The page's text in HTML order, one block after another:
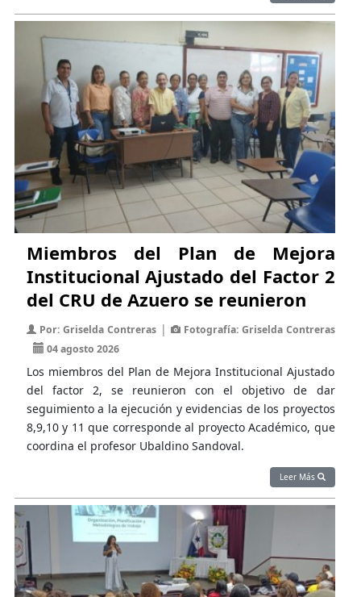
Miembros del Plan de Mejora
Institucional Ajustado del Factor 2
del CRU de Azuero se reunieron
Por: Griselda Contreras|
Fotografía: Griselda Contreras
04 agosto 2026
Los miembros del Plan de Mejora Institucional Ajustado
del factor 2, se reunieron con el objetivo de dar
seguimiento a la ejecución y evidencias de los proyectos
8,9,10 y 11 que corresponde al proyecto Académico, que
coordina el profesor Ubaldino Sandoval.
Leer Más